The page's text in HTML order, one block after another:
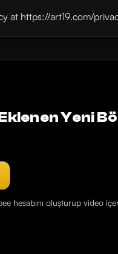
at https://art19.com/
Yeni
hesabını oluşturup video